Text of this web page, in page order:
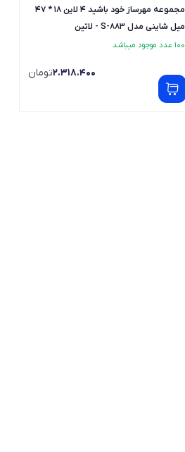
مجموعه مهرساز خود باشید 4 لاین 18 * 47
میل شاینی مدل S-883 - لاتین
100 عدد موجود میباشد
2.318.400تومان